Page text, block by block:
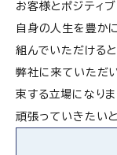
お客様とポジティ
自身の人生を豊か
組んでいただける
弊社に来ていただ
束する立場になり
頑張っていきたい